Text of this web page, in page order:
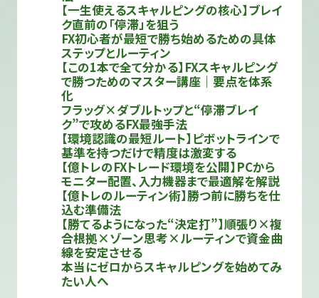
【一生使えるスキャルピングの核心】ブレイ
ク直前の「停滞」を狙う
FX初心者が最短で勝ち始めるための具体
ステップとルーティン
【この1本で全て分かる】FXスキャルピング
で勝つためのマスター講座｜要点を体系
化
フラッグ×ダブルトップと“停滞ブレイ
ク”で攻めるFX最強手法
【環境認識の最短ルート】ピボットラインで
基準を持つだけで精度は激変する
【億トレのFXトレード環境を公開】PCから
モニター配置、入力機器まで最適解を解説
【億トレのルーティン術】勝つ前に勝ちを仕
込む準備法
【勝てるようになった“決定打”】順張り×複
合根拠×ゾーン思考×ルーティンで資金曲
線を安定させる
本当にゼロからスキャルピングを始めてみ
たい人へ